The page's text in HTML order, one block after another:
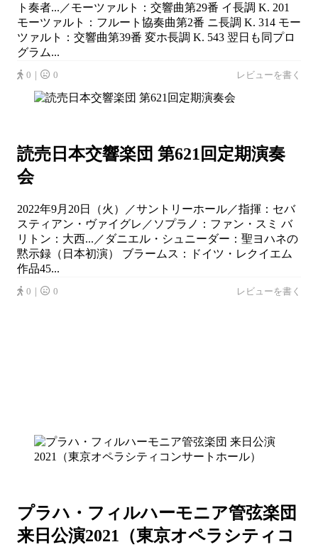
ト奏者...／モーツァルト：交響曲第29番 イ長調 K. 201
モーツァルト：フルート協奏曲第2番 ニ長調 K. 314 モー
ツァルト：交響曲第39番 変ホ長調 K. 543 翌日も同プロ
グラム...
0｜ 0 レビューを書く
読売日本交響楽団 第621回定期演奏
会
2022年9月20日（火）／サントリーホール／指揮：セバ
スティアン・ヴァイグレ／ソプラノ：ファン・スミ バ
リトン：大西...／ダニエル・シュニーダー：聖ヨハネの
黙示録（日本初演） ブラームス：ドイツ・レクイエム
作品45...
0｜ 0 レビューを書く
プラハ・フィルハーモニア管弦楽団
来日公演2021（東京オペラシティコ